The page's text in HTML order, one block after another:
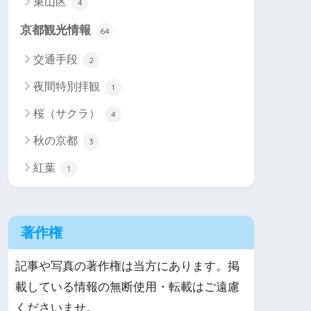
4
京都観光情報 64
交通手段 2
夜間特別拝観 1
桜（サクラ） 4
秋の京都 3
紅葉 1
著作権
記事や写真の著作権は当方にあります。掲
載している情報の無断使用・転載はご遠慮
くださいませ。